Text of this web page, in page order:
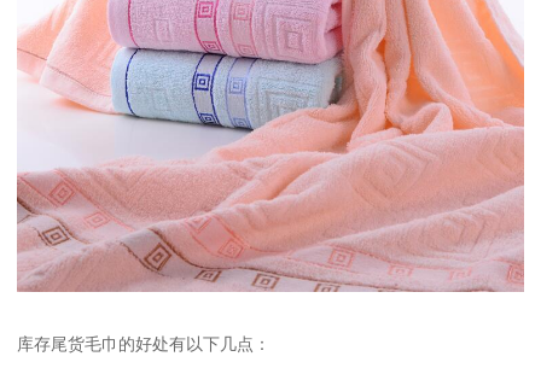
库存尾货毛巾的好处有以下几点：